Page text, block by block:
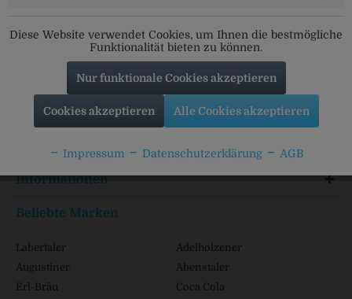
Folgt uns auf unseren Kanälen für alle Neuigkeiten:
Service Hotline
Informationen
Beliebte Marken
Labertaler
Adelholzener
Augustiner
Abenstaler
Erl-Bräu
Coca Cola
Diese Website verwendet Cookies, um Ihnen die bestmögliche
Funktionalität bieten zu können.
Nur funktionale Cookies akzeptieren
Cookies akzeptieren Alle Cookies akzeptieren
Impressum Datenschutzerklärung AGB